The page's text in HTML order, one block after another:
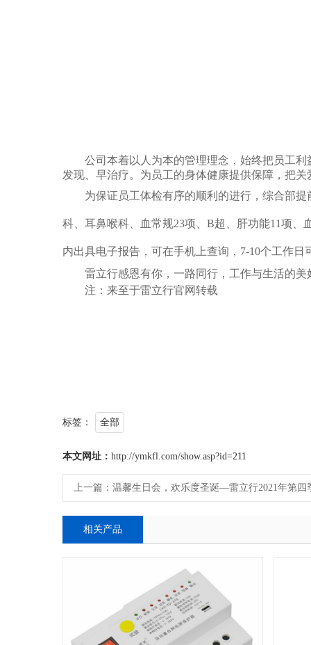
公司本着以人为本的管理理念，始终把员工
发现、早治疗。为员工的身体健康提供保障，把
为保证员工体检有序的顺利的进行，综合部
科、耳鼻喉科、血常规23项、B超、肝功能11项、
内出具电子报告， 可在手机上查询， 7-10个工作日
雷立行感恩有你，一路同行，工作与生活的
注：来至于雷立行官网转载
标签： 全部
本文网址： http://ymkfl.com/show.asp?id=211
上一篇： 温馨生日会，欢乐度圣诞—雷立行2021年第四
相关产品